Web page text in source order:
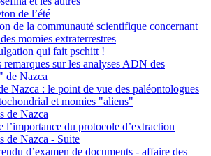
de l’été
de la communauté scientifique concernant
momies extraterrestres
qui fait pschitt !
remarques sur les analyses ADN des
de Nazca
Nazca : le point de vue des paléontologues
et momies "aliens"
de Nazca
l’importance du protocole d’extraction
de Nazca - Suite
d’examen de documents - affaire des